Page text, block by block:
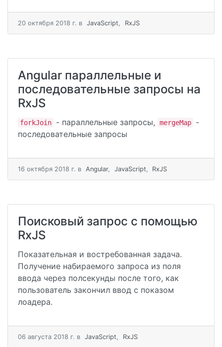
20 октября 2018 г. в JavaScript, RxJS
Angular параллельные и
последовательные запросы на
RxJS
forkJoin - параллельные запросы, mergeMap
-
последовательные запросы
16 октября 2018 г. в Angular, JavaScript, RxJS
Поисковый запрос с помощью
RxJS
Показательная и востребованная задача.
Получение набираемого запроса из поля
ввода через полсекунды после того, как
пользователь закончил ввод с показом
лоадера.
06 августа 2018 г. в JavaScript, RxJS